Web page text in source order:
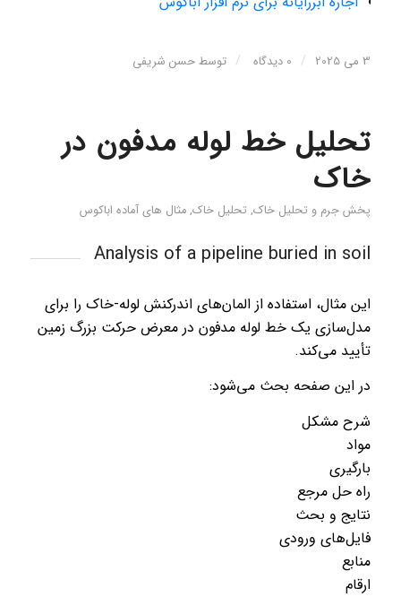
3 می 2025 / 0 دیدگاه / توسطحسن شریفی
تحلیل خط لوله مدفون در
خاک
پخش جرم و تحلیل خاک, تحلیل خاک, مثال های آماده اباکوس
Analysis of a pipeline buried in soil
این مثال، استفاده از المان‌های اندرکنش لوله-خاک را برای
مدل‌سازی یک خط لوله مدفون در معرض حرکت بزرگ زمین
تأیید می‌کند.
در این صفحه بحث می‌شود:
شرح مشکل
مواد
بارگیری
راه حل مرجع
نتایج و بحث
فایل‌های ورودی
منابع
ارقام